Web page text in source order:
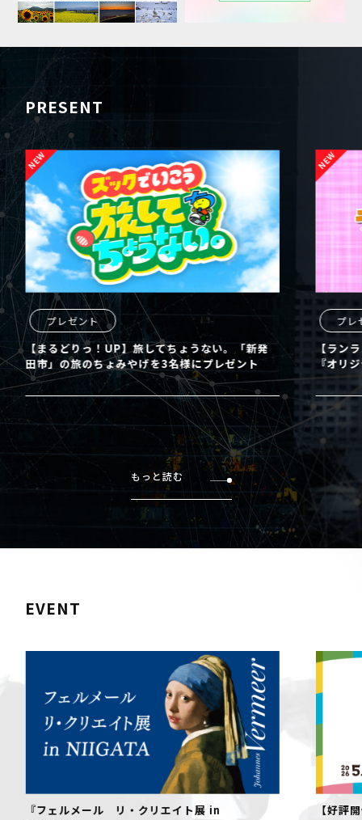
PRESENT
プレゼント
【まるどりっ！UP】旅してちょうない。「新発
田市」の旅のちょみやげを3名様にプレゼント
プレ
【ラン
『オリ
もっと読む
EVENT
『フェルメール リ・クリエイト展 in
【好評